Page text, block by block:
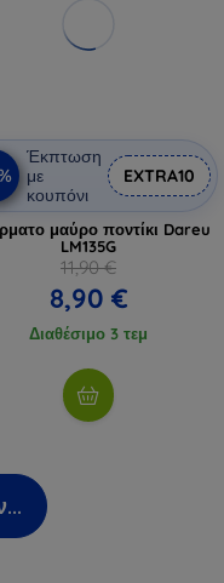
Έκπτωση
με
κουπόνι
EXTRA10
μαύρο ποντίκι Dareu
LM135G
11,90 €
8,90 €
Διαθέσιμο 3 τεμ